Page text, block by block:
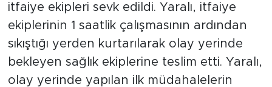
itfaiye ekipleri sevk edildi. Yaralı, itfaiye
ekiplerinin 1 saatlik çalışmasının ardından
sıkıştığı yerden kurtarılarak olay yerinde
bekleyen sağlık ekiplerine teslim etti. Yaralı,
olay yerinde yapılan ilk müdahalelerin